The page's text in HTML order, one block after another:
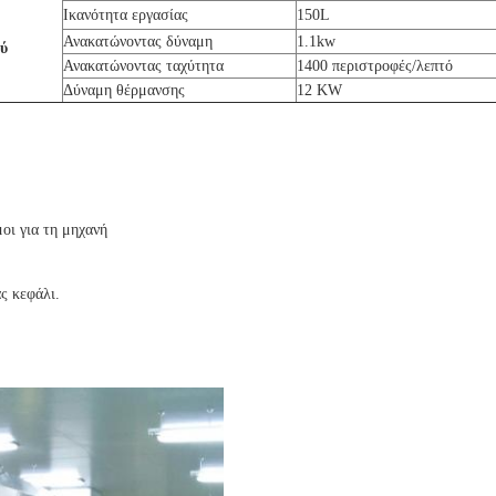
Ικανότητα εργασίας
150L
Ανακατώνοντας δύναμη
1.1kw
Ανακατώνοντας ταχύτητα
1400 περιστροφές/λεπτό
Δύναμη θέρμανσης
12 KW
για τη μηχανή
κεφάλι.